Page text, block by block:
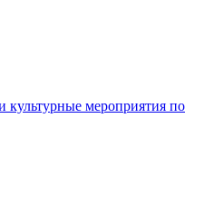
культурные мероприятия по